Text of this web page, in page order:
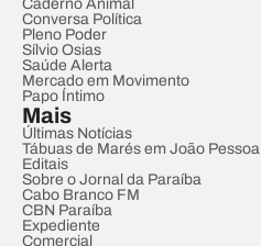
Caderno Animal
Conversa Política
Pleno Poder
Sílvio Osias
Saúde Alerta
Mercado em Movimento
Papo Íntimo
Mais
Últimas Notícias
Tábuas de Marés em João Pessoa
Editais
Sobre o Jornal da Paraíba
Cabo Branco FM
CBN Paraíba
Expediente
Comercial